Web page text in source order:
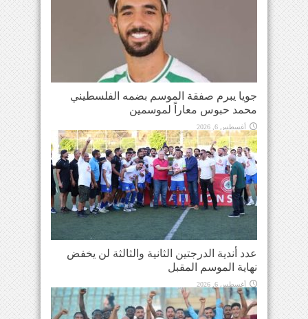
جويا يبرم صفقة الموسم بضمه الفلسطيني
محمد حبوس معاراً لموسمين
أغسطس 6, 2026
عدد أندية الدرجتين الثانية والثالثة لن يخفض
نهاية الموسم المقبل
أغسطس 6, 2026